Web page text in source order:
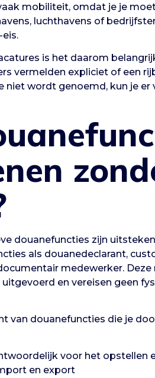
mobiliteit, omdat je je
luchthavens of
is het daarom
vermelden expliciet of een
niet wordt genoemd, kun je er
douanefuncties zijn
als douanedeclarant,
medewerker.
en vereisen geen
van douanefuncties die je
voor het opstellen
en export